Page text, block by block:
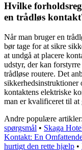
Hvilke
en trådløs
Når man bruger en
bør tage for at sikre
at undgå at placere
udstyr, der kan
trådløse routere. Det
sikkerhedsinstruktioner
kontaktens elektriske
man er kvalificeret til at
Andre populære artikler:
spørgsmål • Skaga
Kontakt: En
hurtigt den rette hjælp •